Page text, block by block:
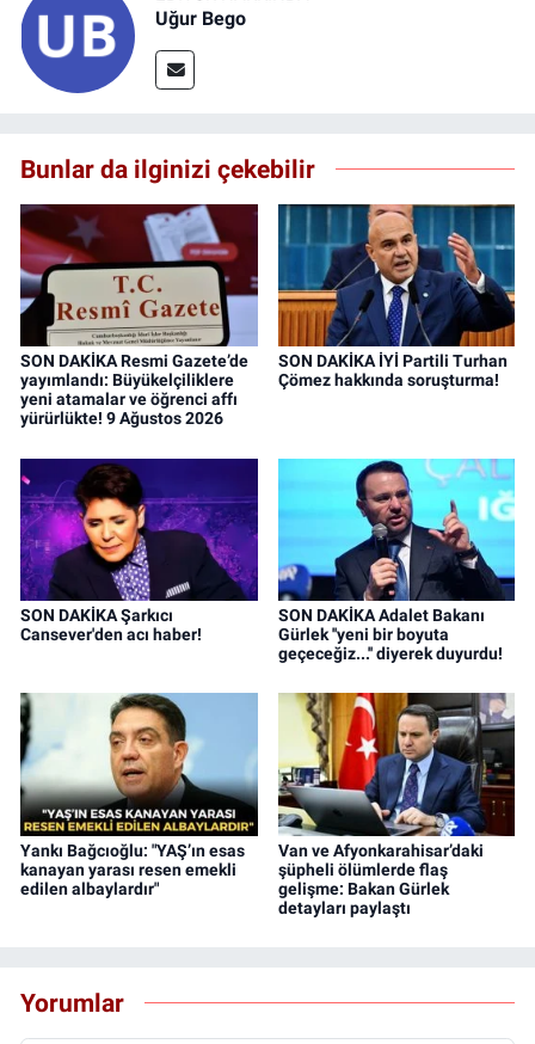
Uğur Bego
Bunlar da ilginizi çekebilir
SON DAKİKA Resmi Gazete’de
yayımlandı: Büyükelçiliklere
yeni atamalar ve öğrenci affı
yürürlükte! 9 Ağustos 2026
SON DAKİKA İYİ Partili Turhan
Çömez hakkında soruşturma!
SON DAKİKA Şarkıcı
Cansever'den acı haber!
SON DAKİKA Adalet Bakanı
Gürlek ''yeni bir boyuta
geçeceğiz...'' diyerek duyurdu!
Yankı Bağcıoğlu: "YAŞ’ın esas
kanayan yarası resen emekli
edilen albaylardır"
Van ve Afyonkarahisar’daki
şüpheli ölümlerde flaş
gelişme: Bakan Gürlek
detayları paylaştı
Yorumlar